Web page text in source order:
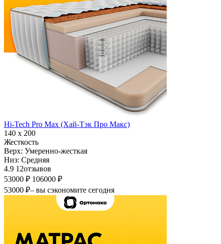
Hi-Tech Pro Max (Хай-Тэк Про Макс)
140 х 200
Жесткость
Верх: Умеренно-жесткая
Низ: Средняя
4.9 12отзывов
53000 ₽ 106000 ₽
53000 ₽– вы сэкономите сегодня